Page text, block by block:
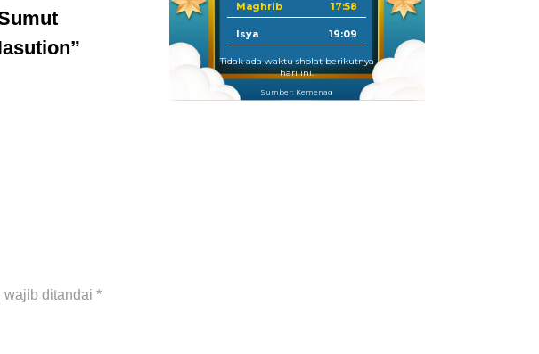
wajib ditandai *
Maghrib 17:58
Isya 19:09
Tidak ada waktu sholat berikutnya
hari ini.
Sumber: Kemenag